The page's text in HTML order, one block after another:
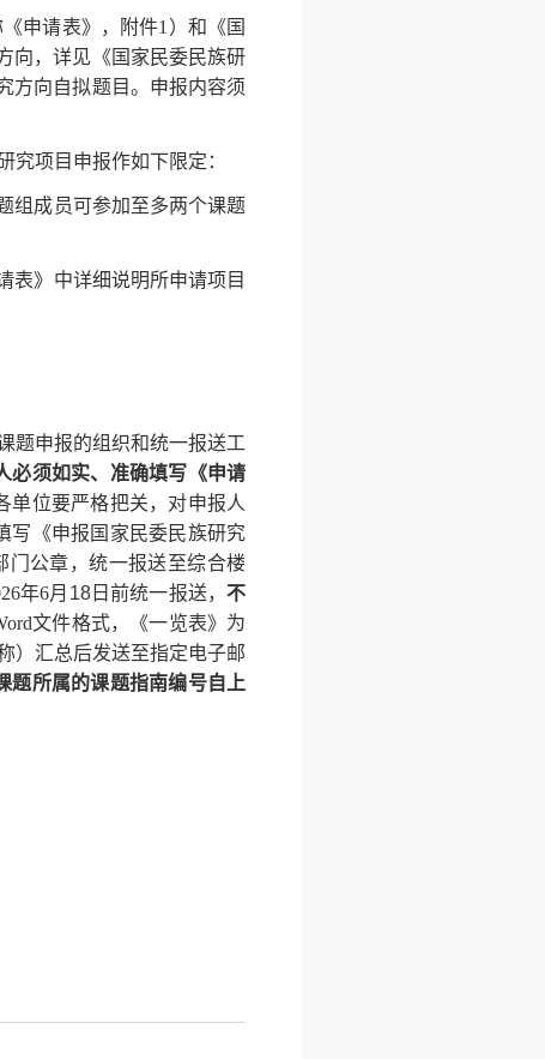
申请表》，附件1）和《国
向，详见《国家民委民族研
方向自拟题目。申报内容须
究项目申报作如下限定：
组成员可参加至多两个课题
表》中详细说明所申请项目
题申报的组织和统一报送工
必须如实、准确填写《申请
单位要严格把关，对申报人
写《申报国家民委民族研究
门公章，统一报送至综合楼
年6月 18日前统一报送，不
文件格式，《一览表》为
）汇总后发送至指定电子邮
题所属的课题指南编号自上